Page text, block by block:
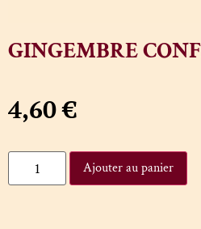
GINGEMBRE
4,60€
Ajouter au panier